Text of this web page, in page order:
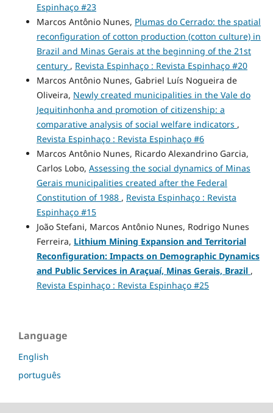
Espinhaço #23
Marcos Antônio Nunes, Plumas do Cerrado: the spatial
reconfiguration of cotton production (cotton culture) in
Brazil and Minas Gerais at the beginning of the 21st
century , Revista Espinhaço : Revista Espinhaço #20
Marcos Antônio Nunes, Gabriel Luís Nogueira de
Oliveira, Newly created municipalities in the Vale do
Jequitinhonha and promotion of citizenship: a
comparative analysis of social welfare indicators ,
Revista Espinhaço : Revista Espinhaço #6
Marcos Antônio Nunes, Ricardo Alexandrino Garcia,
Carlos Lobo, Assessing the social dynamics of Minas
Gerais municipalities created after the Federal
Constitution of 1988 , Revista Espinhaço : Revista
Espinhaço #15
João Stefani, Marcos Antônio Nunes, Rodrigo Nunes
Ferreira, Lithium Mining Expansion and Territorial
Reconfiguration: Impacts on Demographic Dynamics
and Public Services in Araçuaí, Minas Gerais, Brazil ,
Revista Espinhaço : Revista Espinhaço #25
Language
English
português